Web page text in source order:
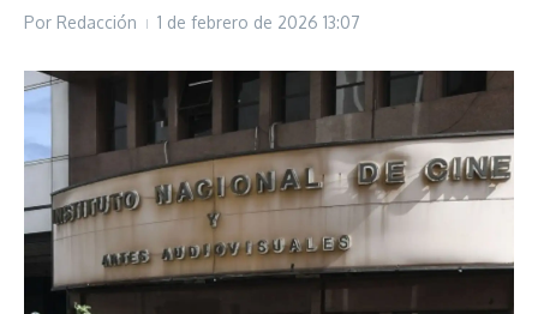
Por Redacción 1 de febrero de 2026 13:07